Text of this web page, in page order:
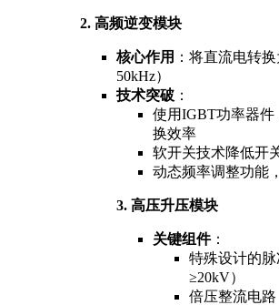
2. 高频逆变模块
核心作用 ：将直流电转
50kHz）
技术突破 ：
使用IGBT功率器件
换效率
软开关技术降低开
动态频率调整功能
3. 高压升压模块
关键组件：
特殊设计的
≥20kV）
倍压整流电